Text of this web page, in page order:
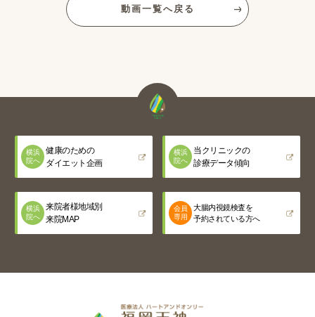
動画一覧へ戻る
横浜
院へ
健康のための
ダイエット企画
横浜
院へ
当クリニックの
診療データ傾向
横浜
院へ
来院者様地域別
来院MAP
会員
専用
大腸内視鏡検査を
予約されている方へ